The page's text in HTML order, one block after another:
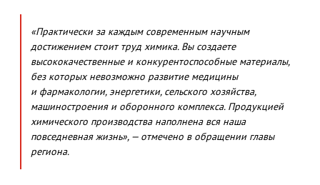
«Практически за каждым современным научным
достижением стоит труд химика. Вы создаете
высококачественные и конкурентоспособные материалы,
без которых невозможно развитие медицины
и фармакологии, энергетики, сельского хозяйства,
машиностроения и оборонного комплекса. Продукцией
химического производства наполнена вся наша
повседневная жизнь», — отмечено в обращении главы
региона.